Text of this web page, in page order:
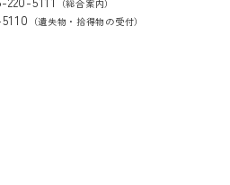
（総合案内）
（遺失物・拾得物の受付）